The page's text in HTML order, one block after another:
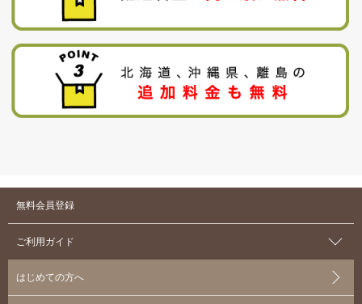
無料会員登録
ご利用ガイド
はじめての方へ